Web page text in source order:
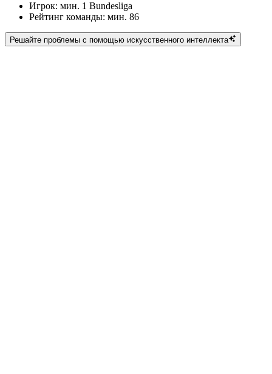
Игрок: мин. 1 Bundesliga
Рейтинг команды: мин. 86
Решайте проблемы с помощью искусственного интеллекта